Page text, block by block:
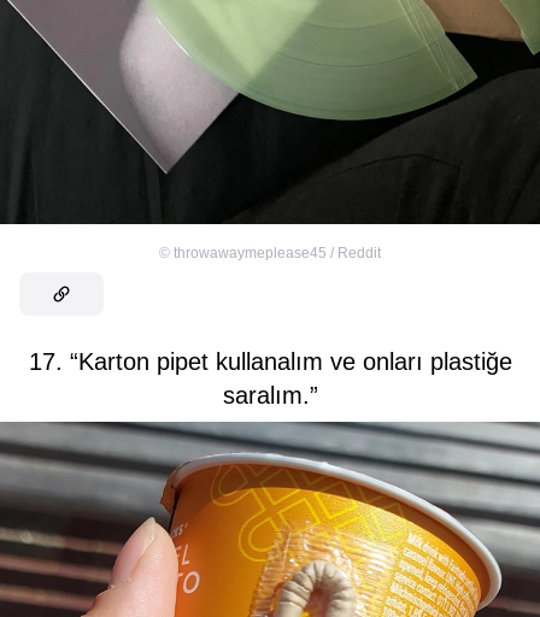
© throwawaymeplease45 / Reddit
17. “Karton pipet kullanalım ve onları plastiğe
saralım.”